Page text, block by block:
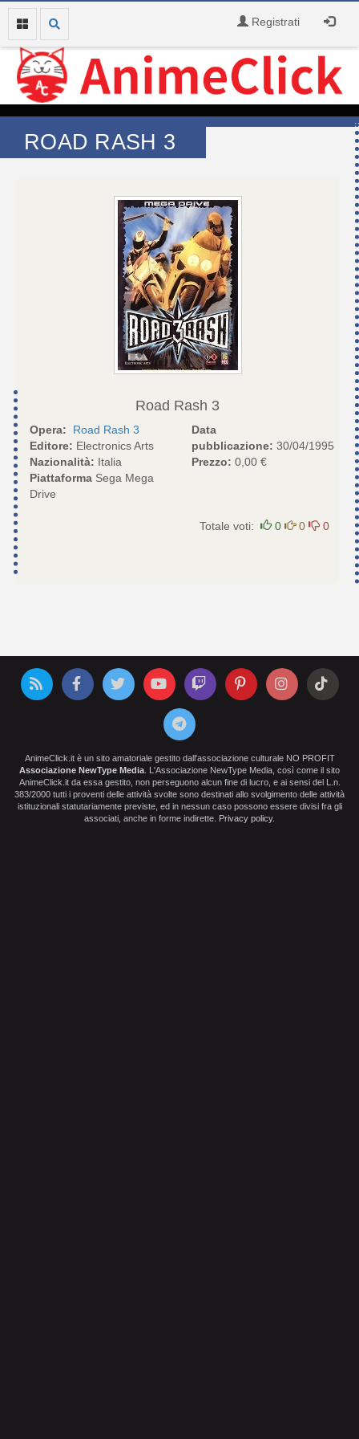
Registrati
ROAD RASH 3
Road Rash 3
Opera:
Road Rash 3
Editore: Electronics Arts
Nazionalità: Italia
Piattaforma Sega Mega
Drive
Data
pubblicazione: 30/04/1995
Prezzo: 0,00 €
Totale voti: 0 0 0
AnimeClick.it è un sito amatoriale gestito dall'associazione culturale NO PROFIT
Associazione NewType Media . L'Associazione NewType Media, così come il sito
AnimeClick.it da essa gestito, non perseguono alcun fine di lucro, e ai sensi del L.n.
383/2000 tutti i proventi delle attività svolte sono destinati allo svolgimento delle attività
istituzionali statutariamente previste, ed in nessun caso possono essere divisi fra gli
associati, anche in forme indirette. Privacy policy.